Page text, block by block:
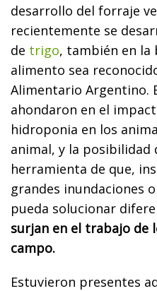
desarrollo del forraje
recientemente se
de trigo, también en la
alimento sea
Alimentario Argentino.
ahondaron en el
hidroponia en los
animal, y la posibilidad
herramienta de que,
grandes inundaciones
pueda solucionar
surjan en el trabajo de
campo.
Estuvieron presentes